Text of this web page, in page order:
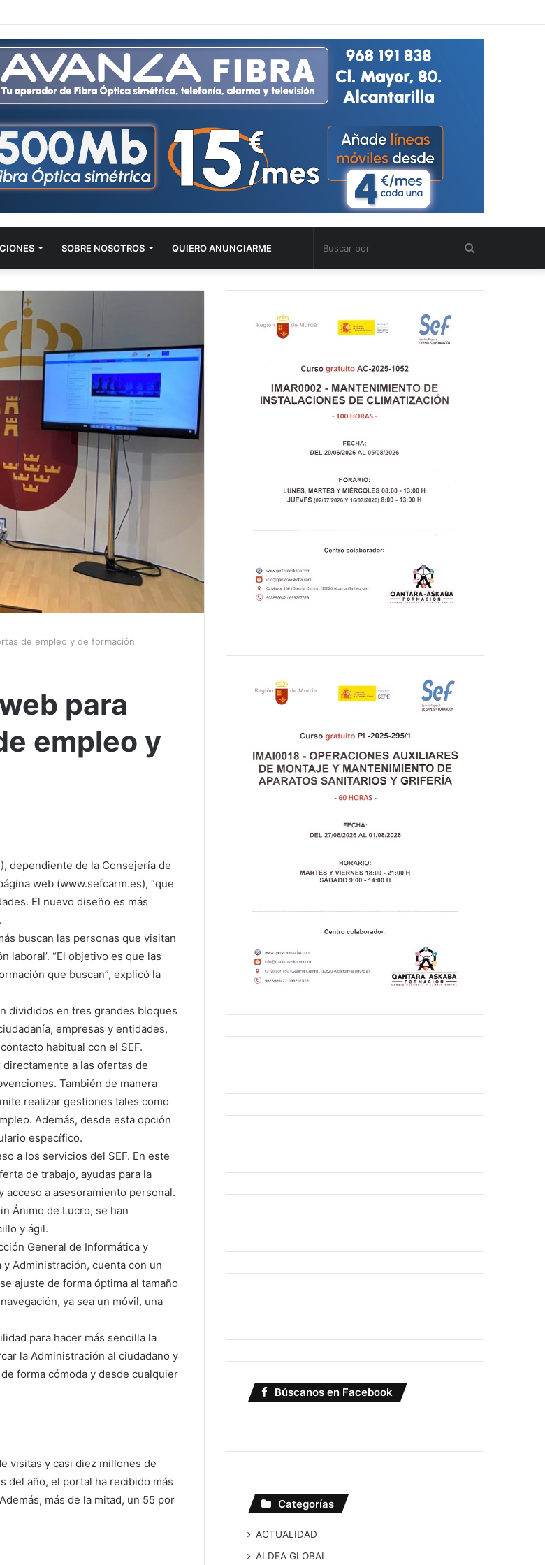
SOBRE NOSOTROS QUIERO ANUNCIARME
por
de empleo y de formación
para
empleo y
dependiente de la Consejería de
web (www.sefcarm.es), “que
El nuevo diseño es más
buscan las personas que visitan
laboral’. “El objetivo es que las
que buscan”, explicó la
divididos en tres grandes bloques
empresas y entidades,
habitual con el SEF.
a las ofertas de
También de manera
realizar gestiones tales como
Además, desde esta opción
específico.
a los servicios del SEF. En este
de trabajo, ayudas para la
a asesoramiento personal.
Ánimo de Lucro, se han
y ágil.
General de Informática y
Administración, cuenta con un
ajuste de forma óptima al tamaño
ya sea un móvil, una
para hacer más sencilla la
la Administración al ciudadano y
forma cómoda y desde cualquier
visitas y casi diez millones de
del año, el portal ha recibido más
más de la mitad, un 55 por
Búscanos en Facebook
Categorías
ACTUALIDAD
ALDEA GLOBAL